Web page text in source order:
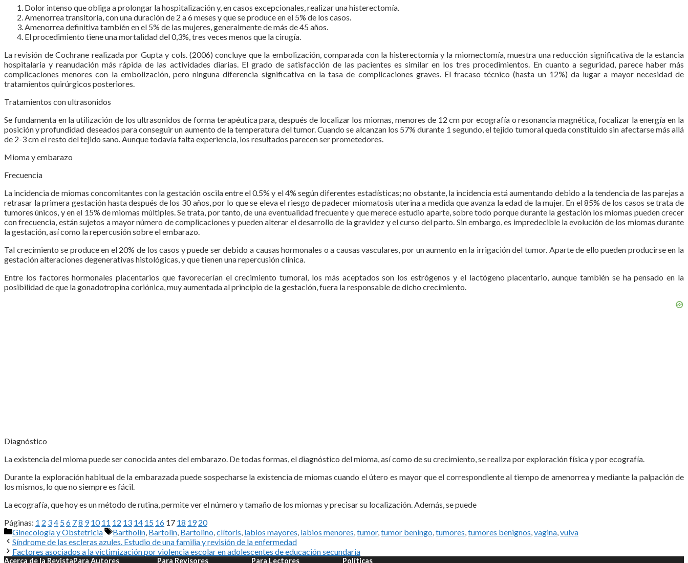
Dolor intenso que obliga a prolongar la hospitalización y, en casos excepcionales, realizar una histerectomía.
Amenorrea transitoria, con una duración de 2 a 6 meses y que se produce en el 5% de los casos.
Amenorrea definitiva también en el 5% de las mujeres, generalmente de más de 45 años.
El procedimiento tiene una mortalidad del 0,3%, tres veces menos que la cirugía.
La revisión de Cochrane realizada por Gupta y cols. (2006) concluye que la embolización, comparada con la histerectomía y la miomectomía, muestra una reducción significativa de la estancia
hospitalaria y reanudación más rápida de las actividades diarias. El grado de satisfacción de las pacientes es similar en los tres procedimientos. En cuanto a seguridad, parece haber más
complicaciones menores con la embolización, pero ninguna diferencia significativa en la tasa de complicaciones graves. El fracaso técnico (hasta un 12%) da lugar a mayor necesidad de
tratamientos quirúrgicos posteriores.
Tratamientos con ultrasonidos
Se fundamenta en la utilización de los ultrasonidos de forma terapéutica para, después de localizar los miomas, menores de 12 cm por ecografía o resonancia magnética, focalizar la energía en la
posición y profundidad deseados para conseguir un aumento de la temperatura del tumor. Cuando se alcanzan los 57% durante 1 segundo, el tejido tumoral queda constituido sin afectarse más allá
de 2-3 cm el resto del tejido sano. Aunque todavía falta experiencia, los resultados parecen ser prometedores.
Mioma y embarazo
Frecuencia
La incidencia de miomas concomitantes con la gestación oscila entre el 0.5% y el 4% según diferentes estadísticas; no obstante, la incidencia está aumentando debido a la tendencia de las parejas a
retrasar la primera gestación hasta después de los 30 años, por lo que se eleva el riesgo de padecer miomatosis uterina a medida que avanza la edad de la mujer. En el 85% de los casos se trata de
tumores únicos, y en el 15% de miomas múltiples. Se trata, por tanto, de una eventualidad frecuente y que merece estudio aparte, sobre todo porque durante la gestación los miomas pueden crecer
con frecuencia, están sujetos a mayor número de complicaciones y pueden alterar el desarrollo de la gravidez y el curso del parto. Sin embargo, es impredecible la evolución de los miomas durante
la gestación, así como la repercusión sobre el embarazo.
Tal crecimiento se produce en el 20% de los casos y puede ser debido a causas hormonales o a causas vasculares, por un aumento en la irrigación del tumor. Aparte de ello pueden producirse en la
gestación alteraciones degenerativas histológicas, y que tienen una repercusión clínica.
Entre los factores hormonales placentarios que favorecerían el crecimiento tumoral, los más aceptados son los estrógenos y el lactógeno placentario, aunque también se ha pensado en la
posibilidad de que la gonadotropina coriónica, muy aumentada al principio de la gestación, fuera la responsable de dicho crecimiento.
Diagnóstico
La existencia del mioma puede ser conocida antes del embarazo. De todas formas, el diagnóstico del mioma, así como de su crecimiento, se realiza por exploración física y por ecografía.
Durante la exploración habitual de la embarazada puede sospecharse la existencia de miomas cuando el útero es mayor que el correspondiente al tiempo de amenorrea y mediante la palpación de
los mismos, lo que no siempre es fácil.
La ecografía, que hoy es un método de rutina, permite ver el número y tamaño de los miomas y precisar su localización. Además, se puede
Páginas: 1 2 34 56 78 9 10 11 12 13 14 15 16 17 18 19 20
Categorías
Ginecología y Obstetricia Etiquetas
Bartholin Bartolin Bartolino clítoris labios mayores labios menores tumor, tumor beningo tumores tumores benignos vagina vulva
Síndrome de las escleras azules. Estudio de una familia y revisión de la enfermedad
Factores asociados a la victimización por violencia escolar en adolescentes de educación secundaria
Acerca de la RevistaPara Autores Para Revisores Para Lectores Políticas